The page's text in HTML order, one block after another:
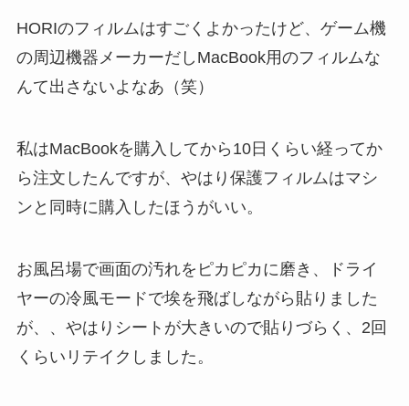
HORIのフィルムはすごくよかったけど、ゲーム機
の周辺機器メーカーだしMacBook用のフィルムな
んて出さないよなあ（笑）
私はMacBookを購入してから10日くらい経ってか
ら注文したんですが、やはり保護フィルムはマシ
ンと同時に購入したほうがいい。
お風呂場で画面の汚れをピカピカに磨き、ドライ
ヤーの冷風モードで埃を飛ばしながら貼りました
が、、やはりシートが大きいので貼りづらく、2回
くらいリテイクしました。